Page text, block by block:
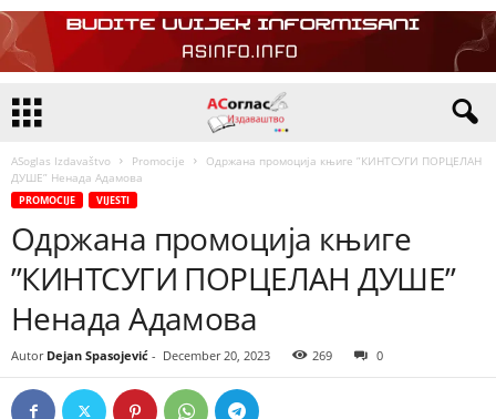
ASoglas Izdavaštvo Promocije
Одржана промоција књиге ”КИНТСУГИ ПОРЦЕЛАН
ДУШЕ” Ненада Адамова
PROMOCIJE VIJESTI
Одржана промоција књиге
”КИНТСУГИ ПОРЦЕЛАН ДУШЕ”
Ненада Адамова
Autor Dejan Spasojević - December 20, 2023 269 0